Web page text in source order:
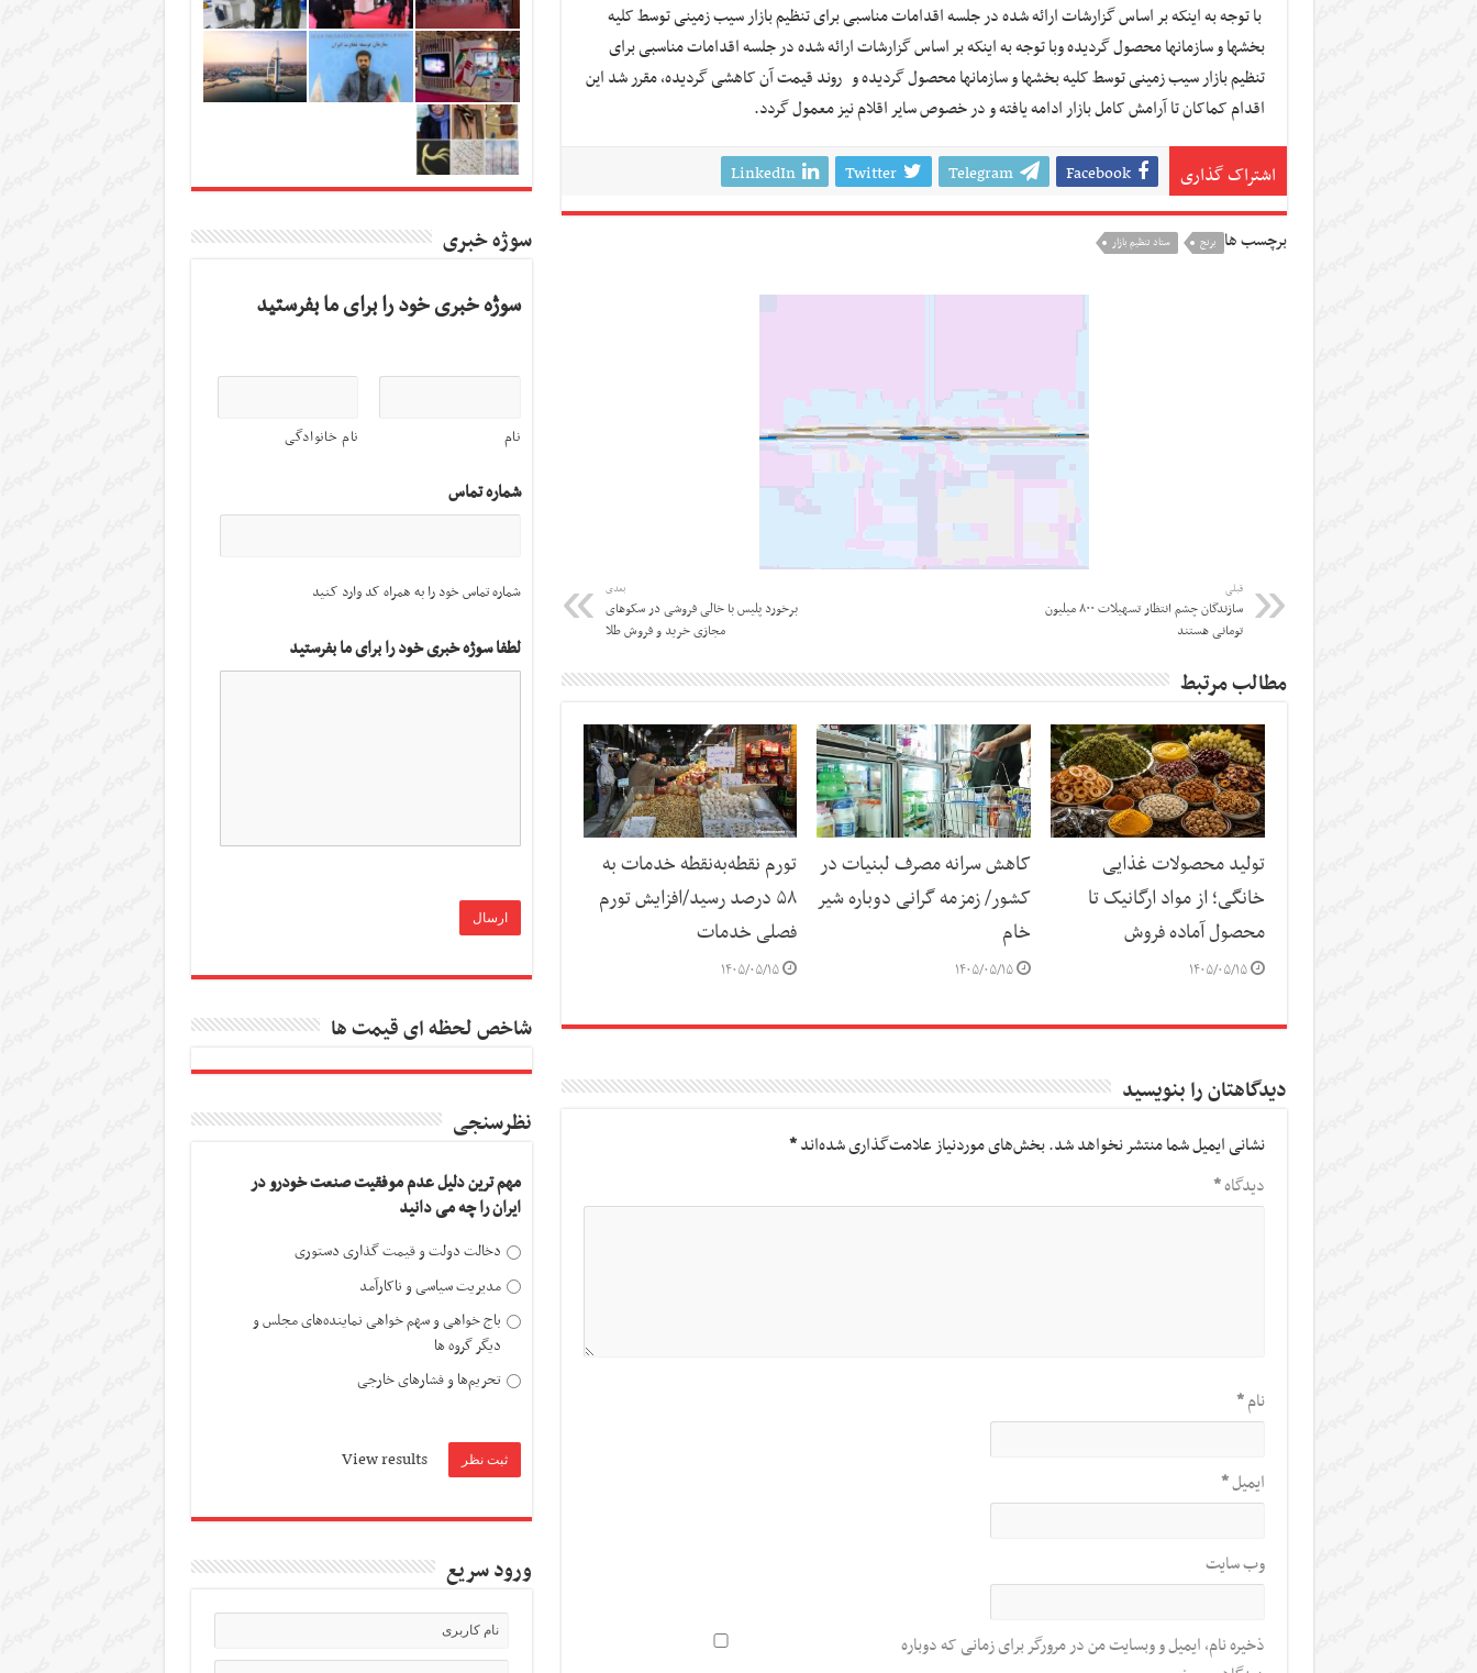
با توجه به اینکه بر اساس گزارشات ارائه شده در جلسه اقدامات مناسبی برای تنظیم بازار سیب زمینی توسط کلیه
بخشها و سازمانها محصول گردیده وبا توجه به اینکه بر اساس گزارشات ارائه شده در جلسه اقدامات مناسبی برای
تنظیم بازار سیب زمینی توسط کلیه بخشها و سازمانها محصول گردیده و روند قیمت آن کاهشی گردیده، مقرر شد این
اقدام کماکان تا آرامش کامل بازار ادامه یافته و در خصوص سایر اقلام نیز معمول گردد.
اشتراک گذاری Facebook
Telegram
Twitter
LinkedIn
برچسب ها برنج ستاد تنظیم بازار
قبلی
سازندگان چشم انتظار تسهیلات ۸۰۰ میلیون
تومانی هستند
بعدی
برخورد پلیس با خالی فروشی در سکوهای
مجازی خرید و فروش طلا
مطالب مرتبط
تولید محصولات غذایی
خانگی؛ از مواد ارگانیک تا
محصول آماده فروش
۱۴۰۵/۰۵/۱۵
کاهش سرانه مصرف لبنیات در
کشور/ زمزمه گرانی دوباره شیر
خام
۱۴۰۵/۰۵/۱۵
تورم نقطه‌به‌نقطه خدمات به
۵۸ درصد رسید/افزایش تورم
فصلی خدمات
۱۴۰۵/۰۵/۱۵
دیدگاهتان را بنویسید
نشانی ایمیل شما منتشر نخواهد شد.بخش‌های موردنیاز علامت‌گذاری شده‌اند*
دیدگاه*
نام*
ایمیل*
وب‌ سایت
ذخیره نام، ایمیل و وبسایت من در مرورگر برای زمانی که دوباره
سوژه خبری
سوژه خبری خود را برای ما بفرستید
نام نام خانوادگی
شماره تماس
شماره تماس خود را به همراه کد وارد کنید
لطفا سوژه خبری خود را برای ما بفرستید
شاخص لحظه ای قیمت ها
نظرسنجی
مهم ترین دلیل عدم موفقیت صنعت خودرو در
ایران را چه می دانید
دخالت دولت و قیمت گذاری دستوری
مدیریت سیاسی و ناکارآمد
باج خواهی و سهم خواهی نماینده‌های مجلس و
دیگر گروه ها
تحریم‌ها و فشارهای خارجی
View results
ورود سریع